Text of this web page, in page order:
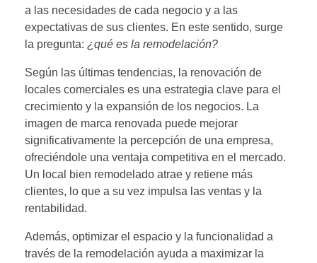
a las necesidades de cada negocio y a las
expectativas de sus clientes. En este sentido, surge
la pregunta: ¿qué es la remodelación?
Según las últimas tendencias, la renovación de
locales comerciales es una estrategia clave para el
crecimiento y la expansión de los negocios. La
imagen de marca renovada puede mejorar
significativamente la percepción de una empresa,
ofreciéndole una ventaja competitiva en el mercado.
Un local bien remodelado atrae y retiene más
clientes, lo que a su vez impulsa las ventas y la
rentabilidad.
Además, optimizar el espacio y la funcionalidad a
través de la remodelación ayuda a maximizar la